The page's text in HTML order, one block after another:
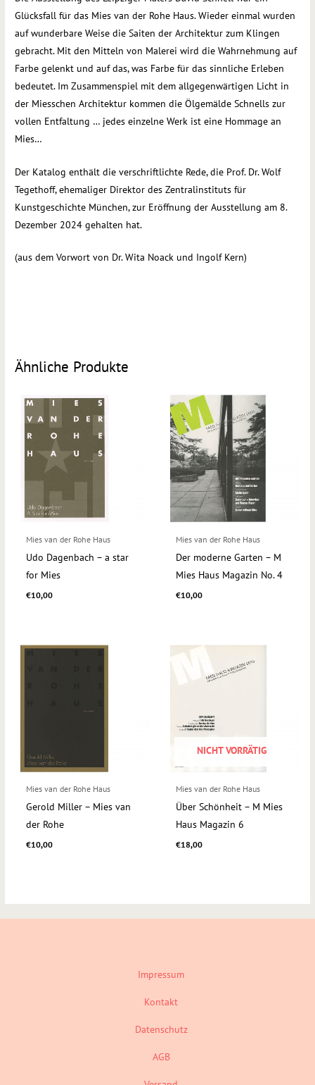
Glücksfall für das Mies van der Rohe Haus. Wieder einmal wurden
auf wunderbare Weise die Saiten der Architektur zum Klingen
gebracht. Mit den Mitteln von Malerei wird die Wahrnehmung auf
Farbe gelenkt und auf das, was Farbe für das sinnliche Erleben
bedeutet. Im Zusammenspiel mit dem allgegenwärtigen Licht in
der Miesschen Architektur kommen die Ölgemälde Schnells zur
vollen Entfaltung … jedes einzelne Werk ist eine Hommage an
Mies…
Der Katalog enthält die verschriftlichte Rede, die Prof. Dr. Wolf
Tegethoff, ehemaliger Direktor des Zentralinstituts für
Kunstgeschichte München, zur Eröffnung der Ausstellung am 8.
Dezember 2024 gehalten hat.
(aus dem Vorwort von Dr. Wita Noack und Ingolf Kern)
Ähnliche Produkte
Mies van der Rohe Haus
Udo Dagenbach – a star
for Mies
€10,00
Mies van der Rohe Haus
Der moderne Garten – M
Mies Haus Magazin No. 4
€10,00
Mies van der Rohe Haus
Gerold Miller – Mies van
der Rohe
€10,00
NICHT VORRÄTIG
Mies van der Rohe Haus
Über Schönheit – M Mies
Haus Magazin 6
€18,00
Impressum
Kontakt
Datenschutz
AGB